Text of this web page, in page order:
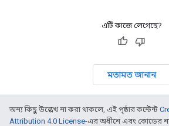
এটি কাজে লেগেছে?
মতামত জানান
অন্য কিছু উল্লেখ না করা থাকলে, এই পৃষ্ঠার কন্টেন্ট
Attribution 4.0 License-এর অধীনে এবং কোডের